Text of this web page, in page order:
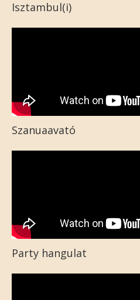
Isztambul(i)
Szanuaavató
Party hangulat